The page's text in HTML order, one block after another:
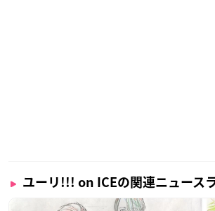
ユーリ!!! on ICEの関連ニュース